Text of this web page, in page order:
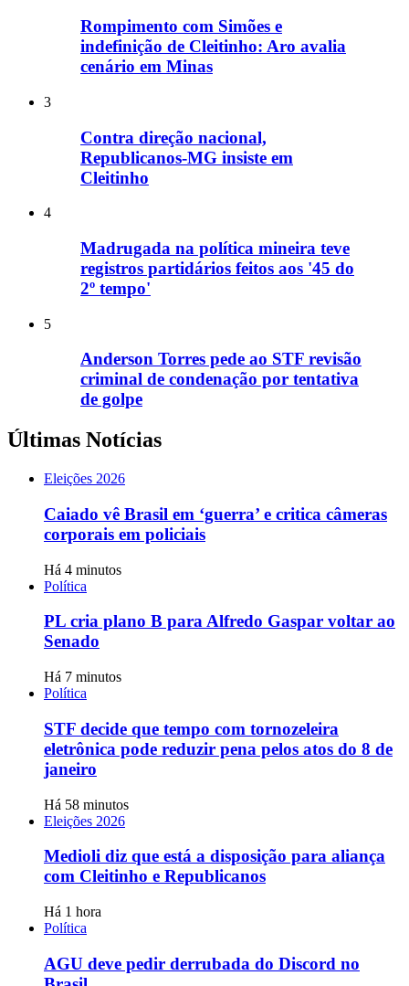
Rompimento com Simões e
indefinição de Cleitinho: Aro avalia
cenário em Minas
3
Contra direção nacional,
Republicanos-MG insiste em
Cleitinho
4
Madrugada na política mineira teve
registros partidários feitos aos '45 do
2º tempo'
5
Anderson Torres pede ao STF revisão
criminal de condenação por tentativa
de golpe
Últimas Notícias
Eleições 2026
Caiado vê Brasil em ‘guerra’ e critica câmeras
corporais em policiais
Há 4 minutos
Política
PL cria plano B para Alfredo Gaspar voltar ao
Senado
Há 7 minutos
Política
STF decide que tempo com tornozeleira
eletrônica pode reduzir pena pelos atos do 8 de
janeiro
Há 58 minutos
Eleições 2026
Medioli diz que está a disposição para aliança
com Cleitinho e Republicanos
Há 1 hora
Política
AGU deve pedir derrubada do Discord no